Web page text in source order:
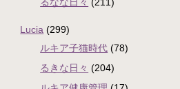
Lucia (299)
ルキア子猫時代 (78)
るきな日々 (204)